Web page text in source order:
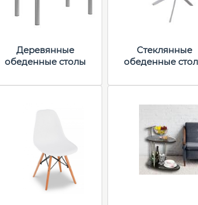
Деревянные
обеденные столы
Стеклянные
обеденные